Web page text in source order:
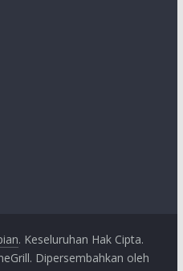
. Keseluruhan Hak Cipta.
Dipersembahkan oleh